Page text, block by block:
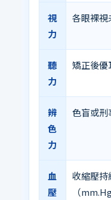
視
力
各眼裸視
聽
力
矯正後優
辨
色
力
色盲或刑
血
壓
收縮壓持
（